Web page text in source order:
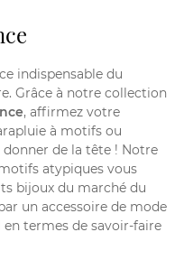
indispensable du
Grâce à notre collection
, affirmez votre
à motifs ou
de la tête ! Notre
atypiques vous
bijoux du marché du
un accessoire de mode
termes de savoir-faire